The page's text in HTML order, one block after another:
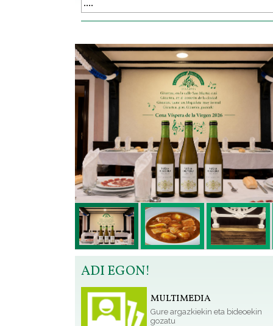
ADI EGON!
MULTIMEDIA
Gure argazkiekin eta bideoekin
gozatu